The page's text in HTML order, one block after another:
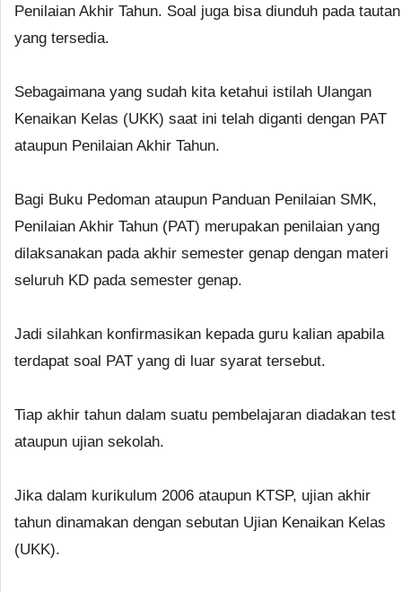
Penilaian Akhir Tahun. Soal juga bisa diunduh pada tautan
yang tersedia.
Sebagaimana yang sudah kita ketahui istilah Ulangan
Kenaikan Kelas (UKK) saat ini telah diganti dengan PAT
ataupun Penilaian Akhir Tahun.
Bagi Buku Pedoman ataupun Panduan Penilaian SMK,
Penilaian Akhir Tahun (PAT) merupakan penilaian yang
dilaksanakan pada akhir semester genap dengan materi
seluruh KD pada semester genap.
Jadi silahkan konfirmasikan kepada guru kalian apabila
terdapat soal PAT yang di luar syarat tersebut.
Tiap akhir tahun dalam suatu pembelajaran diadakan test
ataupun ujian sekolah.
Jika dalam kurikulum 2006 ataupun KTSP, ujian akhir
tahun dinamakan dengan sebutan Ujian Kenaikan Kelas
(UKK).